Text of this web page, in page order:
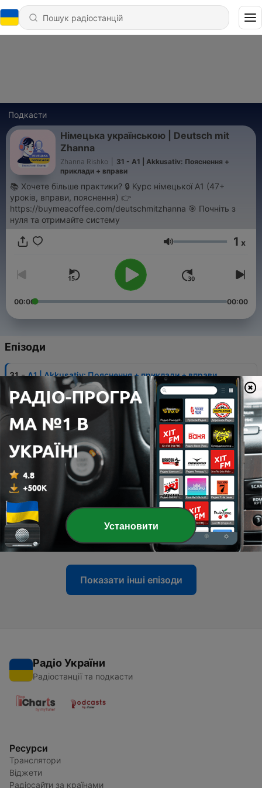
Подкасти
Німецька українською | Deutsch mit
Zhanna
Zhanna Rishko
31 - A1 | Akkusativ: Пояснення +
приклади + вправи
📚 Хочете більше практики? 🔒 Курс німецької A1 (47+
уроків, вправи, пояснення) 👉
https://buymeacoffee.com/deutschmitzhanna 🎯 Почніть з
нуля та отримайте систему
Гучність 1 x
00:00 00:00
Епізоди
31 - A1 | Akkusativ: Пояснення + приклади + вправи
27 травень 2026
A1 | DOCH 🤯 Найскладніше слово німецької?
13 травень 2026
29 - A1 | Порядок слів у німецькій
28 - A1 | Погода німецькою
15 квіт. 2026
27 - A1 | Вчимо години німецькою легко
06 бер. 2026
Показати інші епізоди
Радіо України
Радіостанції та подкасти
Ресурси
Транслятори
Віджети
Радіосайти за країнами
Установити